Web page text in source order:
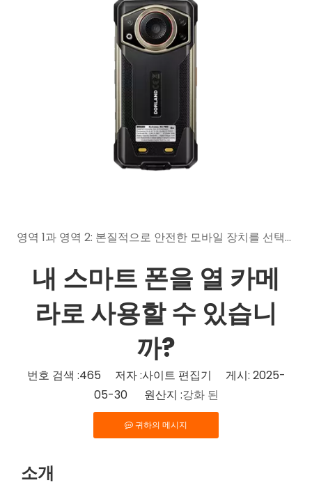
영역 1과 영역 2: 본질적으로 안전한 모바일 장치를 선택할 때의 의미
내 스마트 폰을 열 카메
라로 사용할 수 있습니
까?
번호 검색 :465 저자 :사이트 편집기 게시: 2025-
05-30 원산지 :강화 된
귀하의 메시지
소개